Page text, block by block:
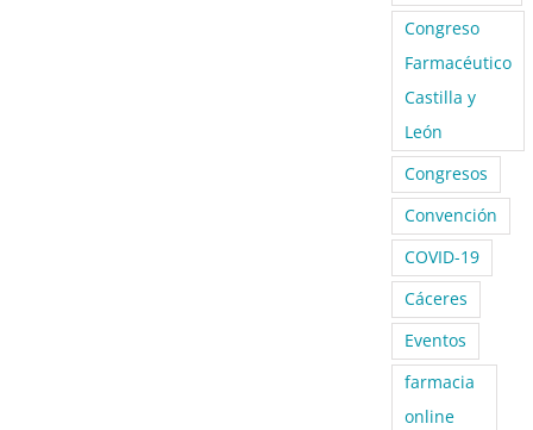
Congreso
Farmacéutico
Castilla y
León
Congresos
Convención
COVID-19
Cáceres
Eventos
farmacia
online